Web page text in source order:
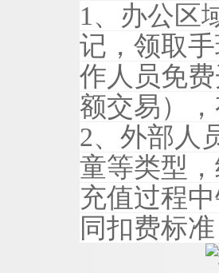
1 、办公区
记，领取
作人员免
额交易）
2、外部人
童等类型
充值过程
同扣费标